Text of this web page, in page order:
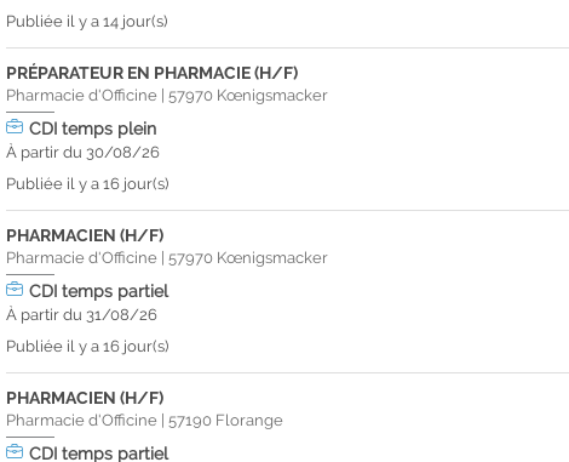
Publiée il y a 14 jour(s)
PRÉPARATEUR EN PHARMACIE (H/F)
Pharmacie d'Officine |57970 Kœnigsmacker
CDItemps plein
À partir du 30/08/26
Publiée il y a 16 jour(s)
PHARMACIEN (H/F)
Pharmacie d'Officine |57970 Kœnigsmacker
CDItemps partiel
À partir du 31/08/26
Publiée il y a 16 jour(s)
PHARMACIEN (H/F)
Pharmacie d'Officine |57190 Florange
CDItemps partiel